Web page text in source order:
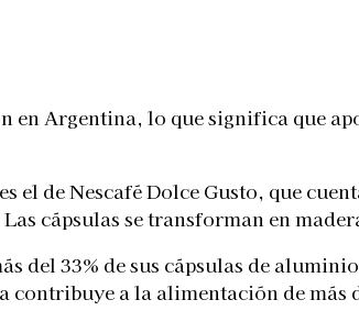
Argentina, lo que significa que
el de Nescafé Dolce Gusto, que
cápsulas se transforman en
del 33% de sus cápsulas de
contribuye a la alimentación de más